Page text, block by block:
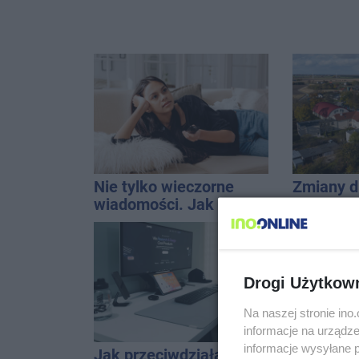
Nie tylko wieczorne
wiadomości. Jak
mądrze korzystać z
telewizji, żeby być na
bieżąco, ale nie żyć w
informacyjnym chaosie?
Zmiany
na
Jak przeciwdziałać
Ruszyła
Drogi
Na naszej stronie
informacje na
informacje wysyłane